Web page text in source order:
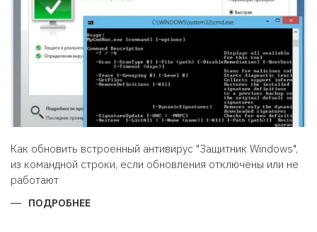
Как обновить встроенный антивирус "Защитник Windows",
из командной строки, если обновления отключены или не
работают
ПОДРОБНЕЕ